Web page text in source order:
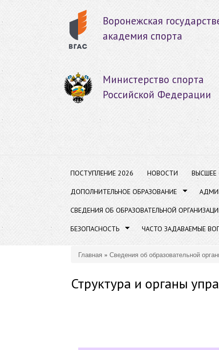
Воронежская
академия спорта
Министерство спорта
Российской Федерации
ПОСТУПЛЕНИЕ 2026 НОВОСТИ ВЫСШЕЕ
ДОПОЛНИТЕЛЬНОЕ ОБРАЗОВАНИЕ
СВЕДЕНИЯ ОБ ОБРАЗОВАТЕЛЬНОЙ
БЕЗОПАСНОСТЬ ЧАСТО ЗАДАВАЕМЫЕ
Вы здесь
Главная » Сведения об образовательной
Структура и органы